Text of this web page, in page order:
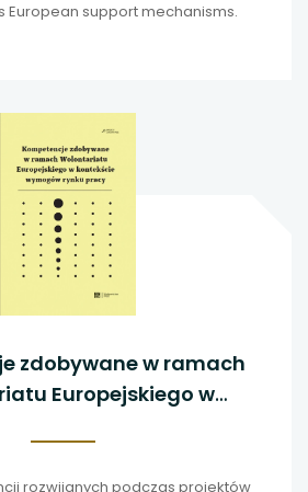
European support mechanisms.
zdobywane w ramach
Europejskiego w
rozwijanych podczas projektów